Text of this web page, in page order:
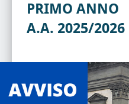
PRIMO ANNO
A.A. 2025/2026